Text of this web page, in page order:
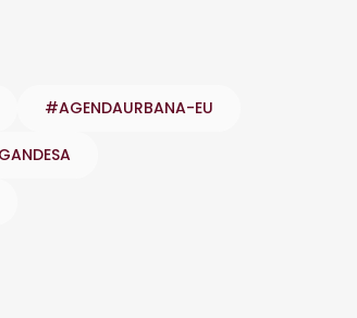
#AGENDAURBANA-EU